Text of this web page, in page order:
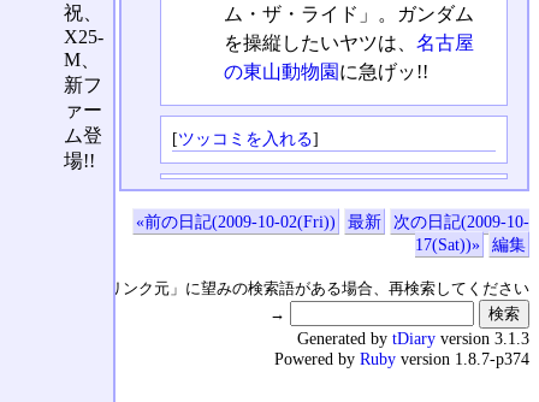
ム・ザ・ライド」。ガンダム
を操縦したいヤツは、 名古屋
の東山動物園 に急げッ!!
[ツッコミを入れる]
«前の日記(2009-10-02(Fri)) 最新
次の日記(2009-10-
17(Sat))»
編集
↑の「本日のリンク元」に望みの検索語がある場合、再検索してください
→
祝、
X25-
M、
新フ
ァー
ム登
場!!
Generated by tDiary version 3.1.3
Powered by Ruby version 1.8.7-p374